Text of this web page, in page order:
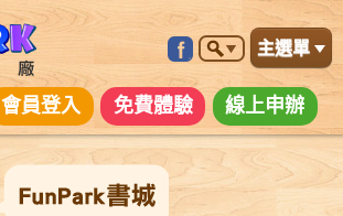
主選單
線上申辦
免費體驗
會員登入